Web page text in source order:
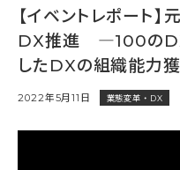
【イベントレポート
DX推進 ―100のDX
したDXの組織能力
2022年5月11日 業態変革・DX